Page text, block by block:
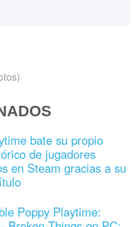
bate su propio
de jugadores
en Steam gracias a su
Poppy Playtime: